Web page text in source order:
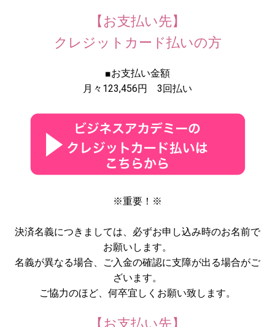
【お支払い先】
クレジットカード払いの方
■お支払い金額
月々123,456円 3回払い
※重要！※
決済名義につきましては、必ずお申し込み時のお名前で
お願いします。
名義が異なる場合、ご入金の確認に支障が出る場合がご
ざいます。
ご協力のほど、何卒宜しくお願い致します。
【お支払い先】